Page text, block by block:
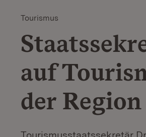
Tourismus
auf
der